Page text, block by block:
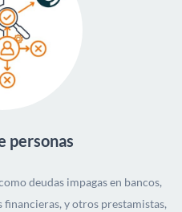
personas
deudas impagas en bancos,
y otros prestamistas,